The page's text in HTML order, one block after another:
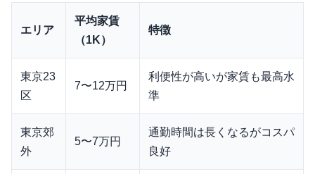
エリア
平均家賃
（1K）
特徴
東京23
区
7〜12万円
利便性が高いが家賃も最高水
準
東京郊
外
5〜7万円
通勤時間は長くなるがコスパ
良好